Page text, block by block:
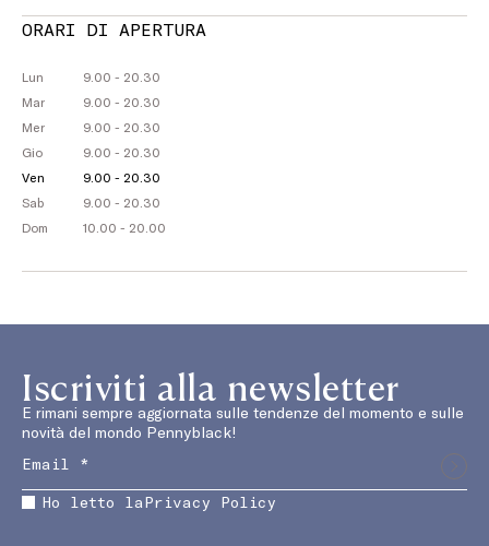
ORARI DI APERTURA
Lun
9.00 - 20.30
Mar
9.00 - 20.30
Mer
9.00 - 20.30
Gio
9.00 - 20.30
Ven
9.00 - 20.30
Sab
9.00 - 20.30
Dom
10.00 - 20.00
Iscriviti alla newsletter
E rimani sempre aggiornata sulle tendenze del momento e sulle
novità del mondo Pennyblack!
Ho letto laPrivacy Policy